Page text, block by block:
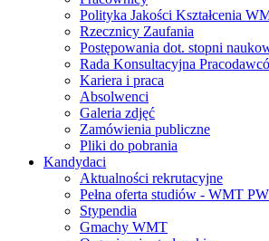
Polityka Jakości Kształcenia
Rzecznicy Zaufania
Postępowania dot. stopni
Rada Konsultacyjna
Kariera i praca
Absolwenci
Galeria zdjęć
Zamówienia publiczne
Pliki do pobrania
Kandydaci
Aktualności rekrutacyjne
Pełna oferta studiów - WMT PW
Stypendia
Gmachy WMT